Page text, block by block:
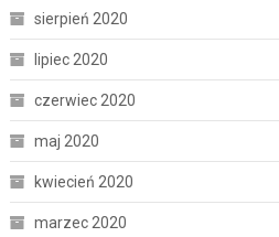
sierpień 2020
lipiec 2020
czerwiec 2020
maj 2020
kwiecień 2020
marzec 2020